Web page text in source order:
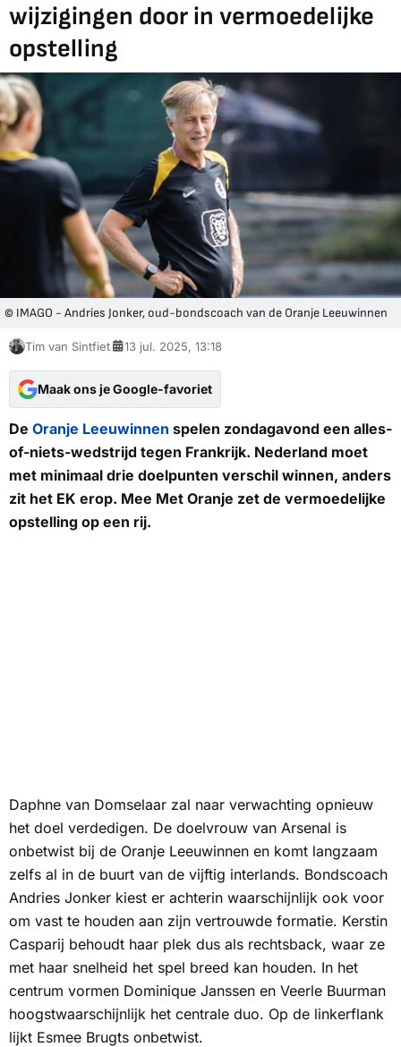
wijzigingen door in vermoedelijke
opstelling
© IMAGO - Andries Jonker, oud-bondscoach van de Oranje Leeuwinnen
Tim van Sintfiet 13 jul. 2025, 13:18
Maak ons je Google-favoriet
De Oranje Leeuwinnen spelen zondagavond een alles-
of-niets-wedstrijd tegen Frankrijk. Nederland moet
met minimaal drie doelpunten verschil winnen, anders
zit het EK erop. Mee Met Oranje zet de vermoedelijke
opstelling op een rij.
Daphne van Domselaar zal naar verwachting opnieuw
het doel verdedigen. De doelvrouw van Arsenal is
onbetwist bij de Oranje Leeuwinnen en komt langzaam
zelfs al in de buurt van de vijftig interlands. Bondscoach
Andries Jonker kiest er achterin waarschijnlijk ook voor
om vast te houden aan zijn vertrouwde formatie. Kerstin
Casparij behoudt haar plek dus als rechtsback, waar ze
met haar snelheid het spel breed kan houden. In het
centrum vormen Dominique Janssen en Veerle Buurman
hoogstwaarschijnlijk het centrale duo. Op de linkerflank
lijkt Esmee Brugts onbetwist.